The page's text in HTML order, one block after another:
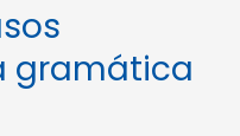
gramática